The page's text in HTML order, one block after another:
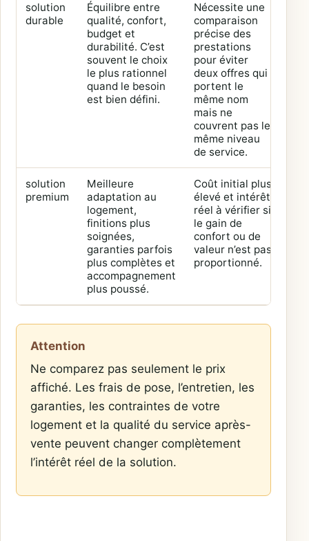
solution
durable
Équilibre entre
qualité, confort,
budget et
durabilité. C’est
souvent le choix
le plus rationnel
quand le besoin
est bien défini.
Nécessite une
comparaison
précise des
prestations
pour éviter
deux offres qui
portent le
même nom
mais ne
couvrent pas le
même niveau
de service.
solution
premium
Meilleure
adaptation au
logement,
finitions plus
soignées,
garanties parfois
plus complètes et
accompagnement
plus poussé.
Coût initial plus
élevé et intérêt
réel à vérifier si
le gain de
confort ou de
valeur n’est pas
proportionné.
Attention
Ne comparez pas seulement le prix
affiché. Les frais de pose, l’entretien, les
garanties, les contraintes de votre
logement et la qualité du service après-
vente peuvent changer complètement
l’intérêt réel de la solution.